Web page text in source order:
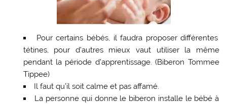
Pour certains bébés, il faudra proposer différentes
tétines, pour d’autres mieux vaut utiliser la même
pendant la période d’apprentissage. (Biberon Tommee
Tippee)
Il faut qu’il soit calme et pas affamé.
La personne qui donne le biberon installe le bébé à